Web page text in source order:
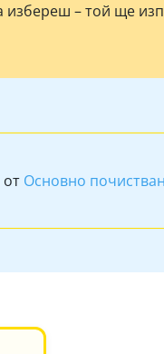
избереш – той ще
Основно